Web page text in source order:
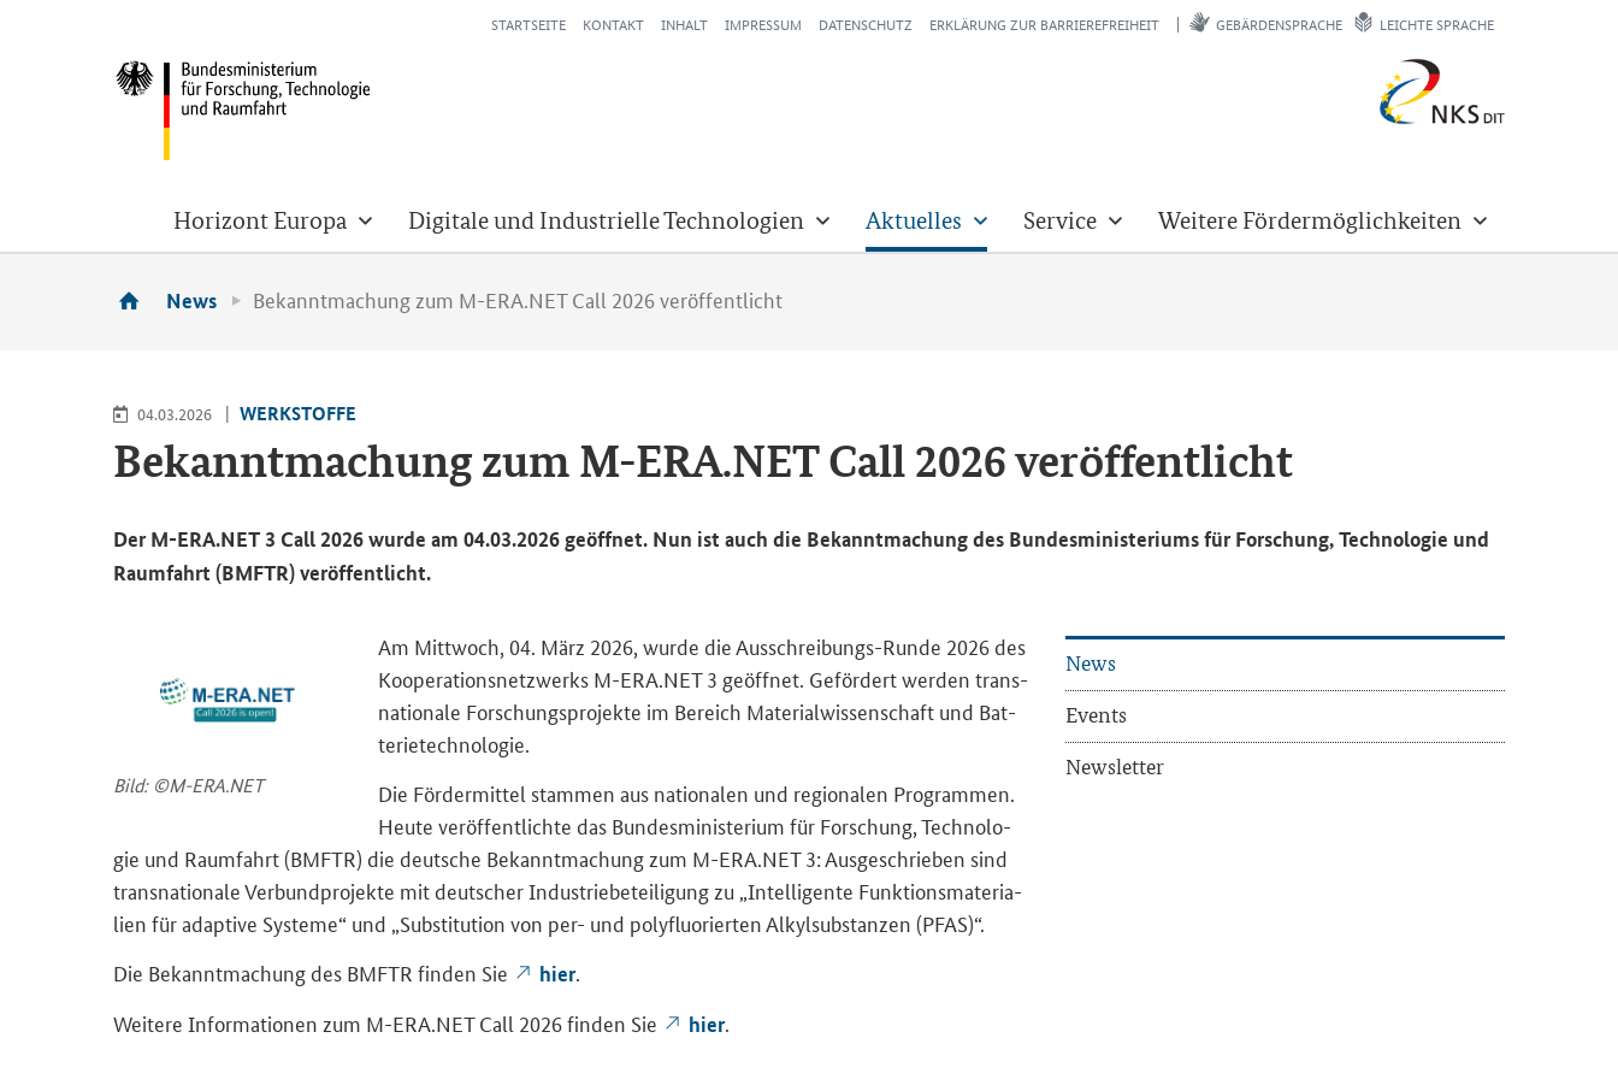
STARTSEITE KONTAKT INHALT IMPRESSUM DATENSCHUTZ ERKLÄRUNG ZUR BARRIEREFREIHEIT GEBÄRDENSPRACHE LEICHTE SPRACHE
Horizont Europa Digitale und Industrielle Technologien Aktuelles Service Weitere Fördermöglichkeiten
News Bekanntmachung zum M-ERA.NET Call 2026 veröffentlicht
04.03.2026 WERK­STOF­FE
Be­kannt­ma­chung zum M-ERA.NETCall2026 ver­öf­fent­licht
Der M-ERA.NET 3 Call2026 wurde am 04.03.2026 ge­öff­net. Nun ist auch die Be­kannt­ma­chung des Bun­des­mi­nis­te­ri­ums für For­schung, Tech­no­lo­gie und
Raum­fahrt (BMFTR) ver­öf­fent­licht.
Bild: ©M-ERA.NET
Am Mitt­woch, 04. März 2026, wurde die Ausschreibungs-​Runde 2026 des
Ko­ope­ra­ti­ons­netz­werks M-ERA.NET 3 ge­öff­net. Ge­för­dert wer­den trans­
na­tio­na­le For­schungs­pro­jek­te im Be­reich Ma­te­ri­al­wis­sen­schaft und Bat­
te­rie­tech­no­lo­gie.
Die För­der­mit­tel stam­men aus na­tio­na­len und re­gio­na­len Pro­gram­men.
Heute ver­öf­fent­lich­te das Bun­des­mi­nis­te­ri­um für For­schung, Tech­no­lo­
gie und Raum­fahrt (BMFTR) die deut­sche Be­kannt­ma­chung zum M-ERA.NET 3: Aus­ge­schrie­ben sind
trans­na­tio­na­le Ver­bund­pro­jek­te mit deut­scher In­dus­trie­be­tei­li­gung zu „In­tel­li­gen­te Funk­ti­ons­ma­te­ria­
li­en für ad­ap­ti­ve Sys­te­me“ und „Sub­sti­tu­ti­on von per- und po­ly­fluo­rier­ten Al­kyl­sub­stan­zen (PFAS)“.
Die Be­kannt­ma­chung des BMFTR fin­den Sie
hier.
Wei­te­re In­for­ma­tio­nen zum M-ERA.NETCall 2026 fin­den Sie hier.
News
Events
News­let­ter